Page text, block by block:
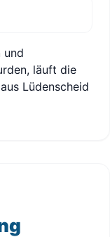
und
läuft die
Lüdenscheid